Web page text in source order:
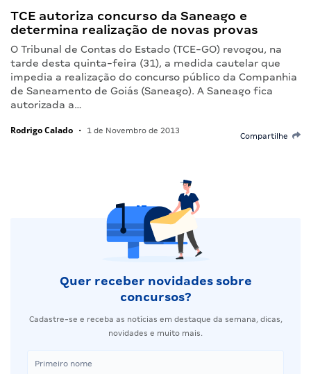
TCE autoriza concurso da Saneago e
determina realização de novas provas
O Tribunal de Contas do Estado (TCE-GO) revogou, na
tarde desta quinta-feira (31), a medida cautelar que
impedia a realização do concurso público da Companhia
de Saneamento de Goiás (Saneago). A Saneago fica
autorizada a…
Rodrigo Calado • 1 de Novembro de 2013
Compartilhe
Quer receber novidades sobre
concursos?
Cadastre-se e receba as notícias em destaque da semana, dicas,
novidades e muito mais.